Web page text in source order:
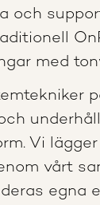
och
med
Vi
vårt
egna